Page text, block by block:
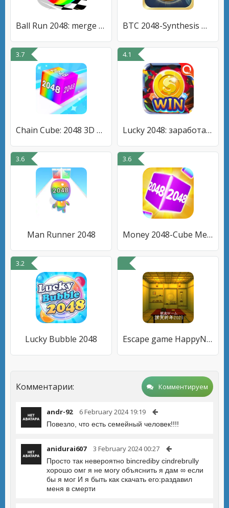
Ball Run 2048: merge number BTC 2048-Synthesis millionaire
3.7
Chain Cube: 2048 3D merge game
4.1
Lucky 2048: заработать монеты
3.6
Man Runner 2048
3.6
Money 2048-Cube Merge
3.2
Lucky Bubble 2048 Escape game HappyNewYear 2023
Комментарии: Комментируем
andr-92 6 February 2024 19:19
Повезло, что есть семейный человек!!!!
anidurai607 3 February 2024 00:27
Просто так невероятно bincrediby cindrebrully
хорошо омг я не могу объяснить я дам ∞ если
бы я мог И я быть как скачать его:раздавил
меня в смерти